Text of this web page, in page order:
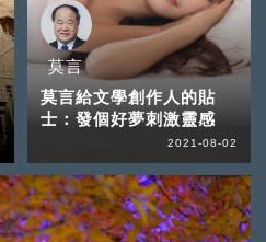
莫言
莫言給文學創作人的貼
士：發個好夢刺激靈感
2021-08-02